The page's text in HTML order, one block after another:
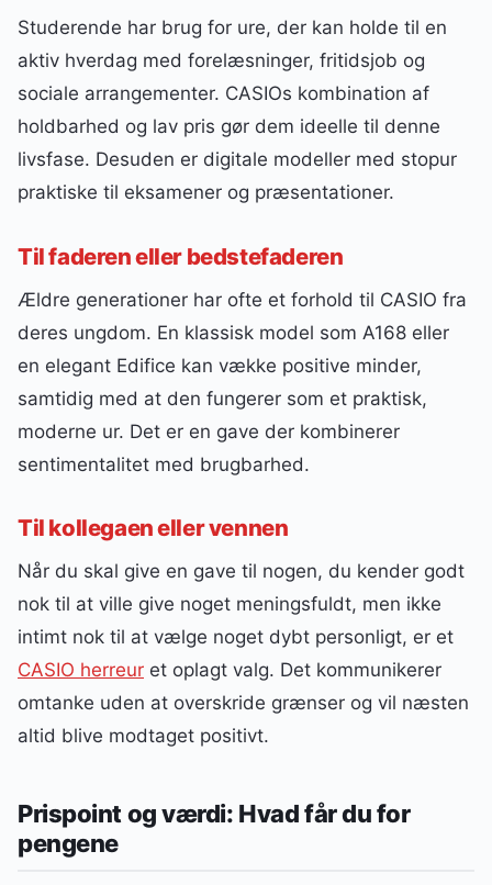
Studerende har brug for ure, der kan holde til en
aktiv hverdag med forelæsninger, fritidsjob og
sociale arrangementer. CASIOs kombination af
holdbarhed og lav pris gør dem ideelle til denne
livsfase. Desuden er digitale modeller med stopur
praktiske til eksamener og præsentationer.
Til faderen eller bedstefaderen
Ældre generationer har ofte et forhold til CASIO fra
deres ungdom. En klassisk model som A168 eller
en elegant Edifice kan vække positive minder,
samtidig med at den fungerer som et praktisk,
moderne ur. Det er en gave der kombinerer
sentimentalitet med brugbarhed.
Til kollegaen eller vennen
Når du skal give en gave til nogen, du kender godt
nok til at ville give noget meningsfuldt, men ikke
intimt nok til at vælge noget dybt personligt, er et
CASIO herreur et oplagt valg. Det kommunikerer
omtanke uden at overskride grænser og vil næsten
altid blive modtaget positivt.
Prispoint og værdi: Hvad får du for
pengene